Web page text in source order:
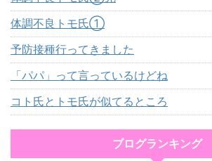
体調不良トモ氏①
予防接種行ってきました
「パパ」って言っているけどね
コト氏とトモ氏が似てるところ
ブログランキング